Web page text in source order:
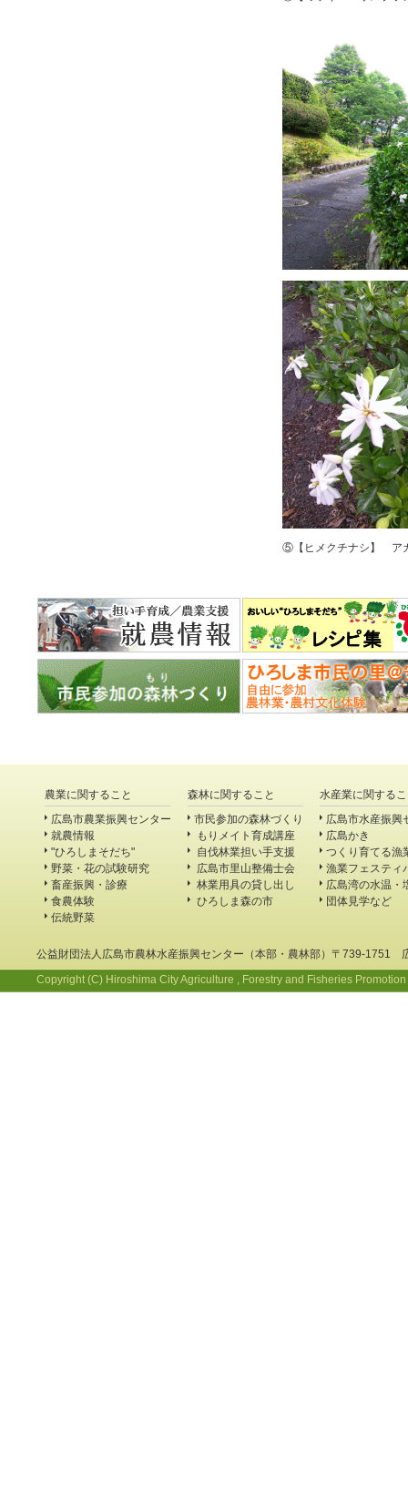
⑤【ヒメクチナシ】 ア
農業に関すること
広島市農業振興センター
就農情報
"ひろしまそだち"
野菜・花の試験研究
畜産振興・診療
食農体験
伝統野菜
森林に関すること
市民参加の森林づくり
もりメイト育成講座
自伐林業担い手支援
広島市里山整備士会
林業用具の貸し出し
ひろしま森の市
水産業に関する
広島市水産振興
広島かき
つくり育てる漁
漁業フェスティ
広島湾の水温・
団体見学など
公益財団法人広島市農林水産振興センター（本部・農林部）〒739-1751
Copyright (C) Hiroshima City Agriculture , Forestry and Fisheries